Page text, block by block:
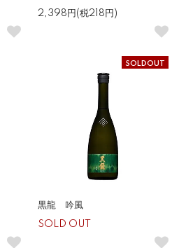
2,398円(税218円)
SOLDOUT
黒龍 吟風
SOLD OUT